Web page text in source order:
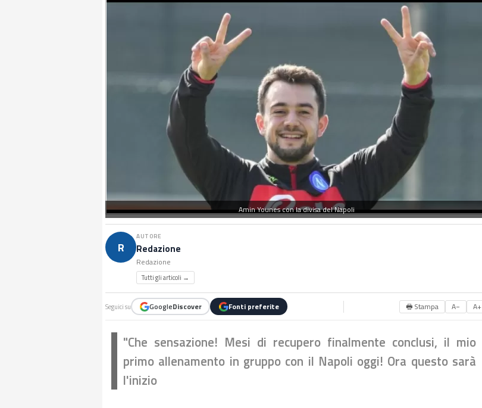
Amin Younes con la divisa del Napoli
R
AUTORE
Redazione
Redazione
Tutti gli articoli →
Seguici su GoogleDiscover Fonti preferite 🖶 Stampa A− A+
"Che sensazione! Mesi di recupero finalmente conclusi, il mio
primo allenamento in gruppo con il Napoli oggi! Ora questo sarà
l'inizio